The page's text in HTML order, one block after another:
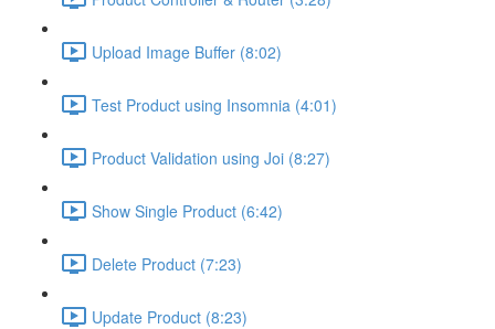
Upload Image Buffer (8:02)
Test Product using Insomnia (4:01)
Product Validation using Joi (8:27)
Show Single Product (6:42)
Delete Product (7:23)
Update Product (8:23)